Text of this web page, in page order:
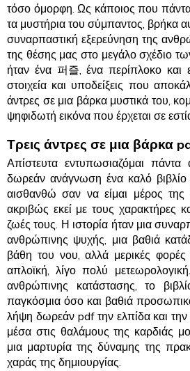
τόσο όμορφη. Ως κάποιος που
τα μυστήρια του σύμπαντος, βρήκα
συναρπαστική εξερεύνηση της
της θέσης μας στο μεγάλο σχέδιο
ήταν ένα 퍼즐, ένα περίπλοκο και
στοιχεία και υποδείξεις που
άντρες σε μια βάρκα μυστικά του,
ψηφιδωτή εικόνα που έρχεται σε
Τρεις άντρες σε μια βάρκα
Απίστευτα εντυπωσιαζόμαι
δωρεάν ανάγνωση ένα καλό
αισθανθώ σαν να είμαι μέρος της
ακριβώς εκεί με τους χαρακτήρες
ζωές τους. Η ιστορία ήταν μια
ανθρώπινης ψυχής, μια βαθιά
βάθη του νου, αλλά μερικές
απλοϊκή, λίγο πολύ
ανθρώπινης κατάστασης, το
παγκόσμια όσο και βαθιά
λήψη δωρεάν pdf την ελπίδα και την
μέσα στις θαλάμους της καρδιάς
μια μαρτυρία της δύναμης της
χαράς της δημιουργίας.